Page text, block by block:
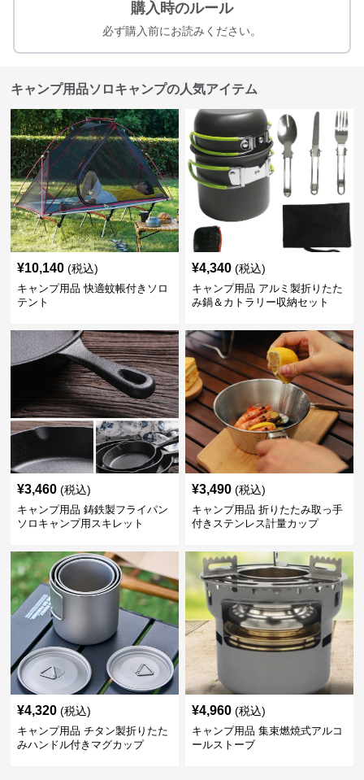
購入時のルール
必ず購入前にお読みください。
キャンプ用品ソロキャンプの人気アイテム
¥10,140 (税込)
キャンプ用品 快適蚊帳付きソロ
テント
¥4,340 (税込)
キャンプ用品 アルミ製折りたた
み鍋＆カトラリー収納セット
¥3,460 (税込)
キャンプ用品 鋳鉄製フライパン
ソロキャンプ用スキレット
¥3,490 (税込)
キャンプ用品 折りたたみ取っ手
付きステンレス計量カップ
¥4,320 (税込)
キャンプ用品 チタン製折りたた
みハンドル付きマグカップ
¥4,960 (税込)
キャンプ用品 集束燃焼式アルコ
ールストーブ